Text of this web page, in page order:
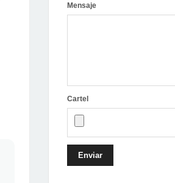
Mensaje
Cartel
Enviar